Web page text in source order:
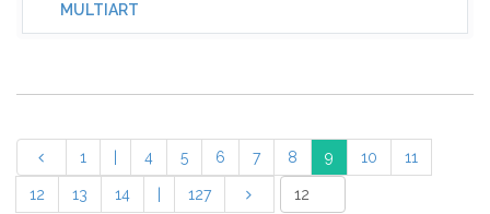
MULTIART
1 4 5 6 7 8 9 10 11
12 13 14 127